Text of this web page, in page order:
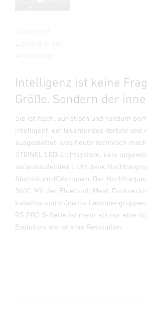
Intelligenz ist keine
Größe. Sondern der
Sie ist flach, puristisch und rundum
intelligent, ein leuchtendes Vorbild und
ausgestattet, was heute technisch
STEINEL LED-Lichtsystem, kein
vorauslaufendes Licht dank
Aluminium-Kühlrippen. Der
360°. Mit der Bluetooth Mesh
kabellos und mühelos
RS PRO S-Serie ist mehr als nur eine
Evolution, sie ist eine Revolution.